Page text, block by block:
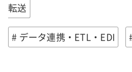
転送
# データ連携・ETL・EDI